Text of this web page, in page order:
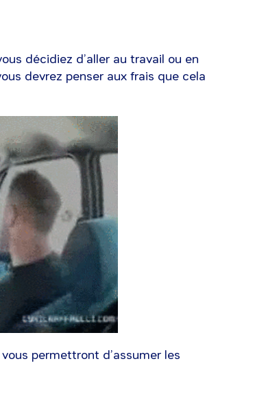
décidiez d’aller au travail ou en
devrez penser aux frais que cela
permettront d’assumer les